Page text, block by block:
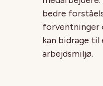
bedre
forventninger
kan bidrage til
arbejdsmiljø.